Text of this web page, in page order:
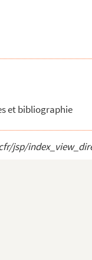
relativ...
et bibliographie
jsp/